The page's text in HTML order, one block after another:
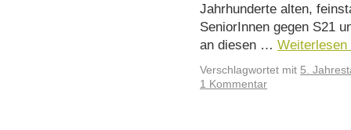
Jahrhunderte alten,
SeniorInnen gegen S21
an diesen … Weiterlesen
Verschlagwortet mit 5.
1 Kommentar